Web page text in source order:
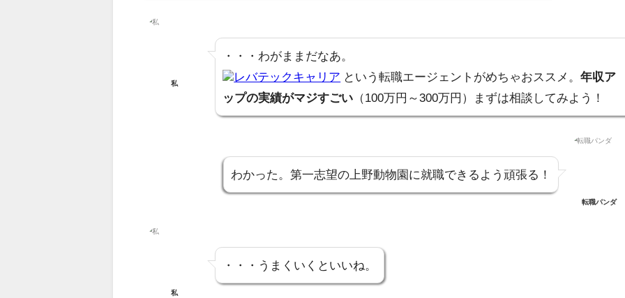
私
・・・わがままだなあ。
レバテックキャリア という転職エージェントがめちゃおススメ。年収ア
ップの実績がマジすごい （100万円～300万円）まずは相談してみよう！
わかった。第一志望の上野動物園に就職できるよう頑張る！
転職パンダ
私
・・・うまくいくといいね。